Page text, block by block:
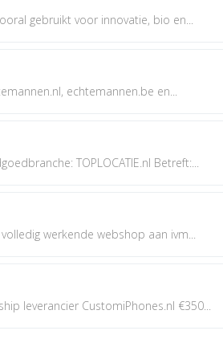
gebruikt voor innovatie, bio en...
echtemannen.be en...
TOPLOCATIE.nl Betreft:...
werkende webshop aan ivm...
leverancier CustomiPhones.nl €350...